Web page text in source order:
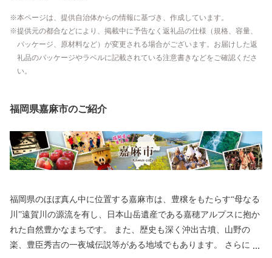
本ページは、提供自治体からの情報に基づき、作成しています。
提供元の都合などにより、掲載中に予告なく返礼品の仕様（規格、容量、
パッケージ、原材料など）が変更される場合がございます。お届けした返
礼品のパッケージやラベルに記載されている注意書きなどをご確認くださ
い。
福岡県嘉麻市のご紹介
福岡県のほぼ真ん中に位置する嘉麻市は、豊穣をもたらす“母なる
川”遠賀川の源流を有し、日本山岳遺産である嘉穂アルプスに抱か
れた自然豊かなまちです。 また、歴史も深く沖出古墳、山野の
楽、豊臣秀吉の一夜城伝説等がある地域でもあります。 さらに、